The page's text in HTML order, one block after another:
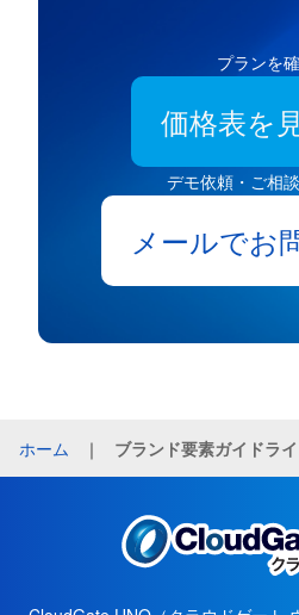
プランを
価格表を
デモ依頼・ご相
メールでお
ホーム ｜ ブランド要素ガイドラ